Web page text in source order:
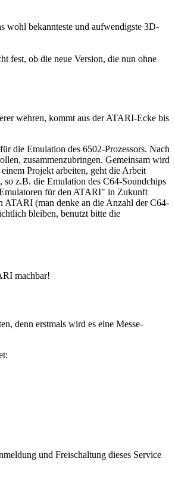
wohl bekannteste und aufwendigste 3D-
fest, ob die neue Version, die nun ohne
wehren, kommt aus der ATARI-Ecke bis
die Emulation des 6502-Prozessors. Nach
zusammenzubringen. Gemeinsam wird
Projekt arbeiten, geht die Arbeit
z.B. die Emulation des C64-Soundchips
für den ATARI" in Zukunft
ATARI (man denke an die Anzahl der C64-
bleiben, benutzt bitte die
machbar!
denn erstmals wird es eine Messe-
und Freischaltung dieses Service